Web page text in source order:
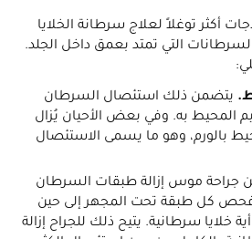
أكثر توغلاً لعلاج سرطانة الخلايا
التي تمتد بعمق داخل الجلد.
يتضمن ذلك استئصال السرطان
المحيط به. وفي بعض الأحيان يُزال
بالورم، وهو ما يسمى الاستئصال
جراحة موس إزالة طبقات السرطان
وفحص كل طبقة تحت المجهر إلى حين
خلايا سرطانية. يتيح ذلك للجراح إزالة